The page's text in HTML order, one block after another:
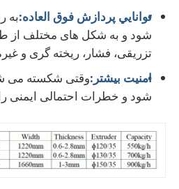
اخبار
پرونده ها
درخواست نقل قول
توانايي پردازش فوق العاده:به
شود و به شکل های مختلف از
تزریقی، فشار، ریخته گری و
امنیت بیشتر:وقتی شکسته می
شود و خطرات احتمالی ایمنی